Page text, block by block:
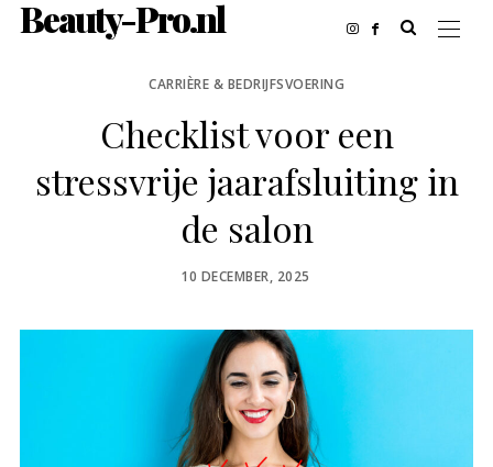
Beauty-Pro.nl
CARRIÈRE & BEDRIJFSVOERING
Checklist voor een
stressvrije jaarafsluiting in
de salon
POSTED
10 DECEMBER, 2025